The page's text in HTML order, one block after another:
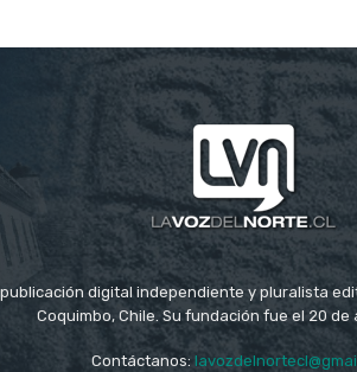
digital independiente y pluralista
Coquimbo, Chile. Su fundación fue el 20 de
Contáctanos: